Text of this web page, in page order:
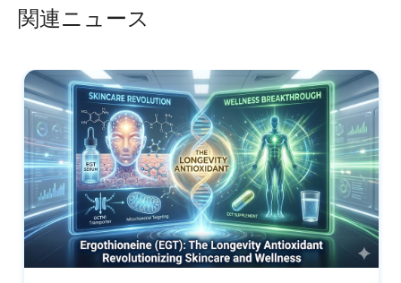
関連ニュース